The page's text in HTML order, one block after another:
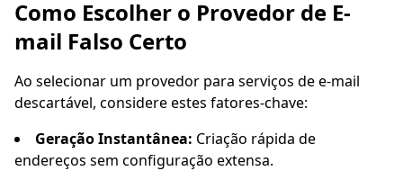
Como Escolher o Provedor de E-
mail Falso Certo
Ao selecionar um provedor para serviços de e-mail
descartável, considere estes fatores-chave:
Geração Instantânea: Criação rápida de
endereços sem configuração extensa.